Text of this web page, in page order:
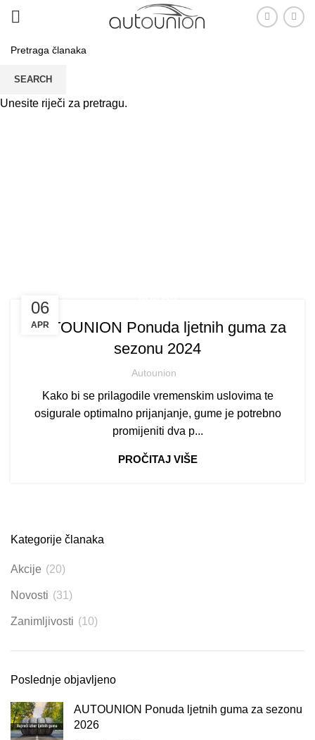
06
APR
AUTOUNION Ponuda ljetnih guma za
sezonu 2024
Autounion
Kako bi se prilagodile vremenskim uslovima te
osigurale optimalno prijanjanje, gume je potrebno
promijeniti dva p...
PROČITAJ VIŠE
Kategorije članaka
Akcije (20)
Novosti (31)
Zanimljivosti (10)
Poslednje objavljeno
AUTOUNION Ponuda ljetnih guma za sezonu
2026
SEARCH
Unesite riječi za pretragu.